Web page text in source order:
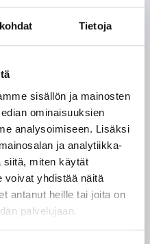
Tietoja
sisällön ja mainosten
ominaisuuksien
analysoimiseen. Lisäksi
ja analytiikka-
siitä, miten käytät
voivat yhdistää näitä
antanut heille tai joita on
palvelujaan.
Reitin läheisyydessä
tuo omat pilkkeet
Laavun paikka
GBgaE3cJcWv2UHeX8
kirkonkylän
sivustolla